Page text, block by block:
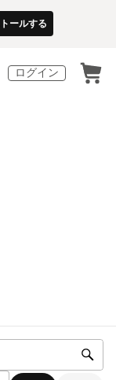
ールする
ログイン